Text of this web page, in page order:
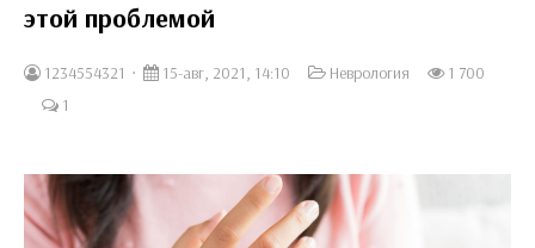
этой проблемой
1234554321 15-авг, 2021, 14:10 Неврология
1 700
1